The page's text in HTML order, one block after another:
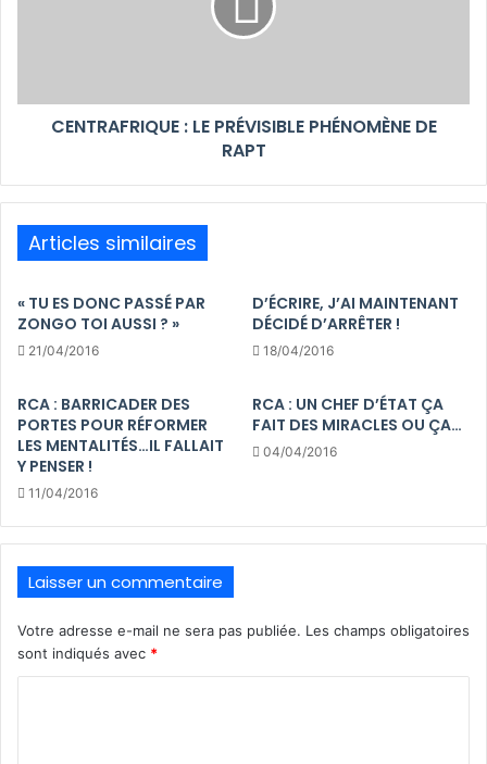
CENTRAFRIQUE : LE PRÉVISIBLE PHÉNOMÈNE DE
RAPT
Articles similaires
« TU ES DONC PASSÉ PAR
ZONGO TOI AUSSI ? »
21/04/2016
D’ÉCRIRE, J’AI MAINTENANT
DÉCIDÉ D’ARRÊTER !
18/04/2016
RCA : BARRICADER DES
PORTES POUR RÉFORMER
LES MENTALITÉS…IL FALLAIT
Y PENSER !
11/04/2016
RCA : UN CHEF D’ÉTAT ÇA
FAIT DES MIRACLES OU ÇA…
04/04/2016
Laisser un commentaire
Votre adresse e-mail ne sera pas publiée. Les champs obligatoires
sont indiqués avec *